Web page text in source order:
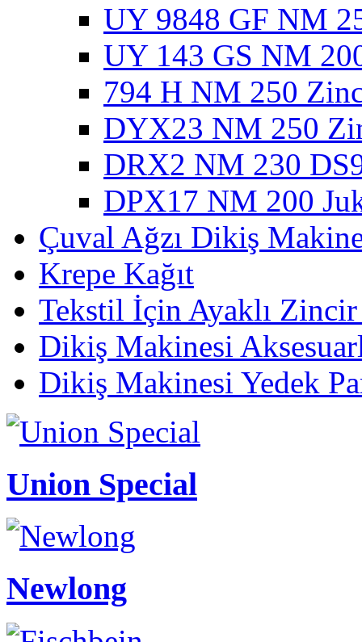
UY 9848 GF NM
UY 143 GS NM
794 H NM 250
DYX23 NM 250
DRX2 NM 230
DPX17 NM 200
Çuval Ağzı Dikiş
Krepe Kağıt
Tekstil İçin Ayaklı
Dikiş Makinesi
Dikiş Makinesi Yedek
Union Special
Newlong